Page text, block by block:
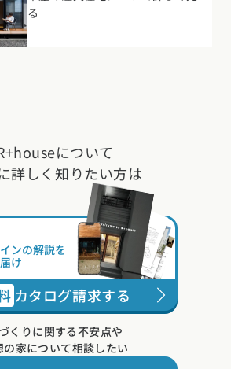
る
について
詳しく知りたい方は
ンの解説を
け
カタログ請求する
くりに関する不安点や
の家について相談したい